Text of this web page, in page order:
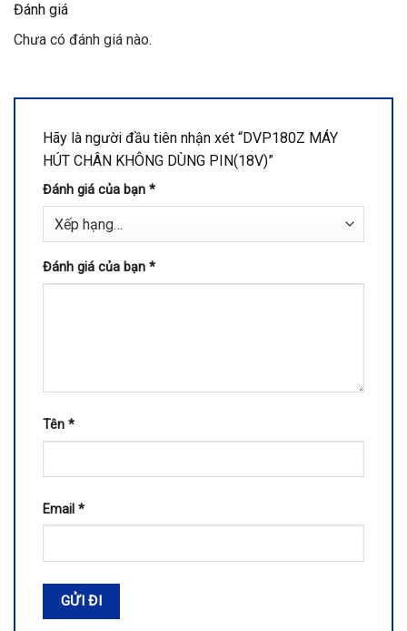
Đánh giá
Chưa có đánh giá nào.
Hãy là người đầu tiên nhận xét “DVP180Z MÁY
HÚT CHÂN KHÔNG DÙNG PIN(18V)”
Đánh giá của bạn *
Đánh giá của bạn *
Tên *
Email *